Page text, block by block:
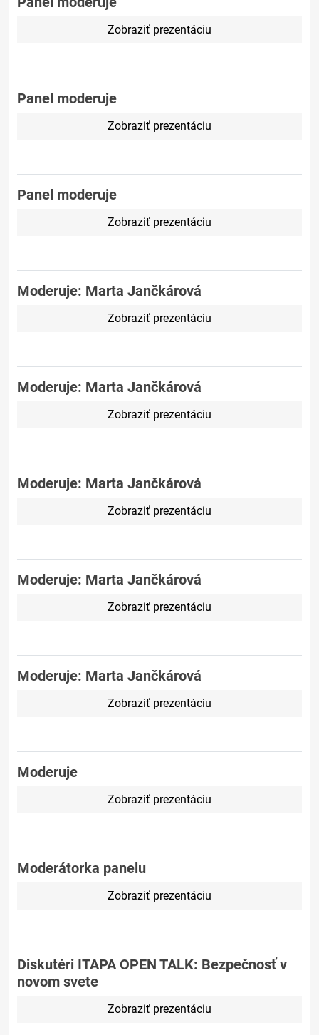
Zobraziť prezentáciu
Panel moderuje
Zobraziť prezentáciu
Panel moderuje
Zobraziť prezentáciu
Moderuje: Marta Jančkárová
Zobraziť prezentáciu
Moderuje: Marta Jančkárová
Zobraziť prezentáciu
Moderuje: Marta Jančkárová
Zobraziť prezentáciu
Moderuje: Marta Jančkárová
Zobraziť prezentáciu
Moderuje: Marta Jančkárová
Zobraziť prezentáciu
Moderuje
Zobraziť prezentáciu
Moderátorka panelu
Zobraziť prezentáciu
Diskutéri ITAPA OPEN TALK: Bezpečnosť v
novom svete
Zobraziť prezentáciu